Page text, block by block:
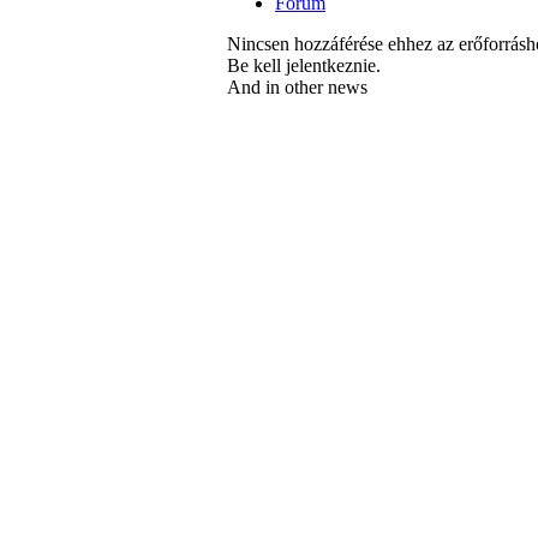
Nincsen hozzáférése ehhez az
Be kell jelentkeznie.
And in other news